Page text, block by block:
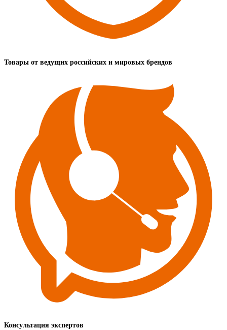
Товары от ведущих российских и мировых брендов
Консультация экспертов